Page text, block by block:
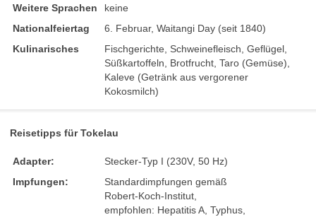
Weitere Sprachen
keine
Nationalfeiertag
6. Februar, Waitangi Day (seit 1840)
Kulinarisches
Fischgerichte, Schweinefleisch, Geflügel,
Süßkartoffeln, Brotfrucht, Taro (Gemüse),
Kaleve (Getränk aus vergorener
Kokosmilch)
Reisetipps für Tokelau
Adapter:
Stecker-Typ I (230V, 50 Hz)
Impfungen:
Standardimpfungen gemäß
Robert-Koch-Institut,
empfohlen: Hepatitis A, Typhus,